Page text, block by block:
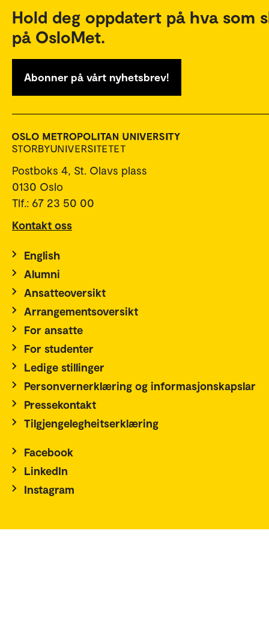
Hold deg oppdatert på hva som
på OsloMet.
Abonner på vårt nyhetsbrev!
Postboks 4, St. Olavs plass
0130 Oslo
Tlf.: 67 23 50 00
Kontakt oss
English
Alumni
Ansatteoversikt
Arrangementsoversikt
For ansatte
For studenter
Ledige stillinger
Personvernerklæring og informasjonskapslar
Pressekontakt
Tilgjengelegheitserklæring
Facebook
LinkedIn
Instagram